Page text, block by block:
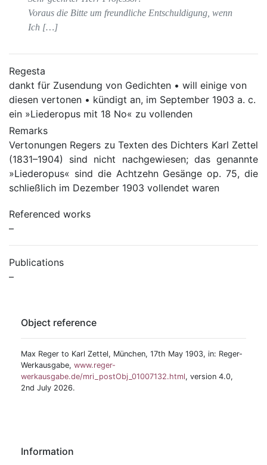
Voraus die Bitte um freundliche Entschuldigung, wenn
Ich […]
Regesta
dankt für Zusendung von Gedichten • will einige von
diesen vertonen • kündigt an, im September 1903 a. c.
ein »Liederopus mit 18 No« zu vollenden
Remarks
Vertonungen Regers zu Texten des Dichters Karl Zettel
(1831–1904) sind nicht nachgewiesen; das genannte
»Liederopus« sind die Achtzehn Gesänge op. 75, die
schließlich im Dezember 1903 vollendet waren
Referenced works
–
Publications
–
Object reference
Max Reger to Karl Zettel, München, 17th May 1903, in: Reger-
Werkausgabe, www.reger-
werkausgabe.de/mri_postObj_01007132.html, version 4.0,
2nd July 2026.
Information